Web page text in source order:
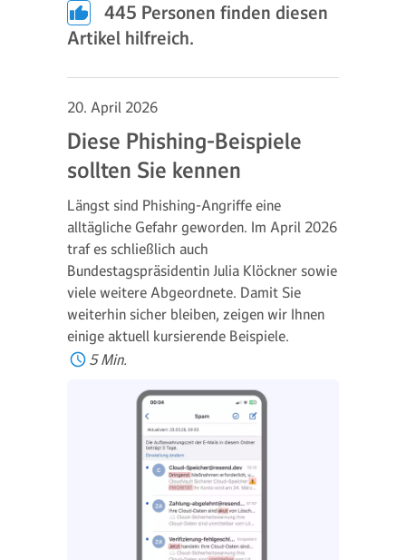
445 Personen finden diesen
Artikel hilfreich.
20. April 2026
Diese Phishing-Beispiele
sollten Sie kennen
Längst sind Phishing-Angriffe eine
alltägliche Gefahr geworden. Im April 2026
traf es schließlich auch
Bundestagspräsidentin Julia Klöckner sowie
viele weitere Abgeordnete. Damit Sie
weiterhin sicher bleiben, zeigen wir Ihnen
einige aktuell kursierende Beispiele.
5 Min.